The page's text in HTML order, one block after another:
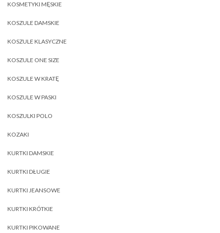
KOSMETYKI MĘSKIE
KOSZULE DAMSKIE
KOSZULE KLASYCZNE
KOSZULE ONE SIZE
KOSZULE W KRATĘ
KOSZULE W PASKI
KOSZULKI POLO
KOZAKI
KURTKI DAMSKIE
KURTKI DŁUGIE
KURTKI JEANSOWE
KURTKI KRÓTKIE
KURTKI PIKOWANE